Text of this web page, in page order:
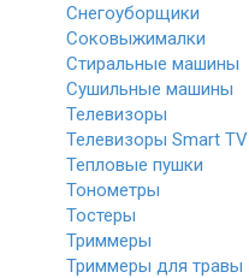
Снегоуборщики
Соковыжималки
Стиральные машины
Сушильные машины
Телевизоры
Телевизоры Smart TV
Тепловые пушки
Тонометры
Тостеры
Триммеры
Триммеры для травы